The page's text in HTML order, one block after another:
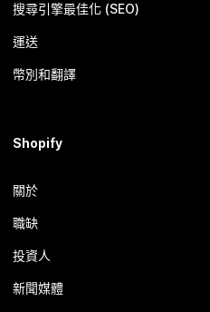
搜尋引擎最佳化 (SEO)
運送
幣別和翻譯
Shopify
關於
職缺
投資人
新聞媒體